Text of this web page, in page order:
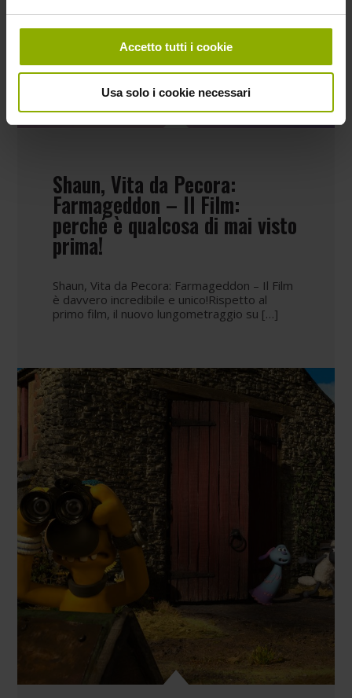
Accetto tutti i cookie
Usa solo i cookie necessari
Shaun, Vita da Pecora:
Farmageddon – Il Film:
perché è qualcosa di mai visto
prima!
Shaun, Vita da Pecora: Farmageddon – Il Film
è davvero incredibile e unico!Rispetto al
primo film, il nuovo lungometraggio su […]